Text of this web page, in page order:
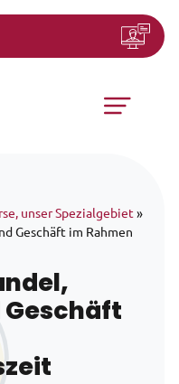
unser Spezialgebiet »
Geschäft im Rahmen